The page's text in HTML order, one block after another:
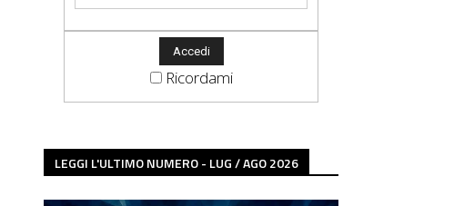
Ricordami
LEGGI L'ULTIMO NUMERO - LUG / AGO 2026